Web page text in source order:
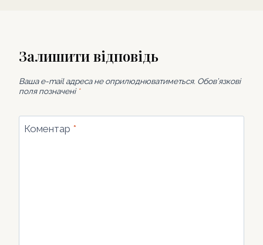
Залишити відповідь
Ваша e-mail адреса не оприлюднюватиметься. Обов’язкові
поля позначені *
Коментар *